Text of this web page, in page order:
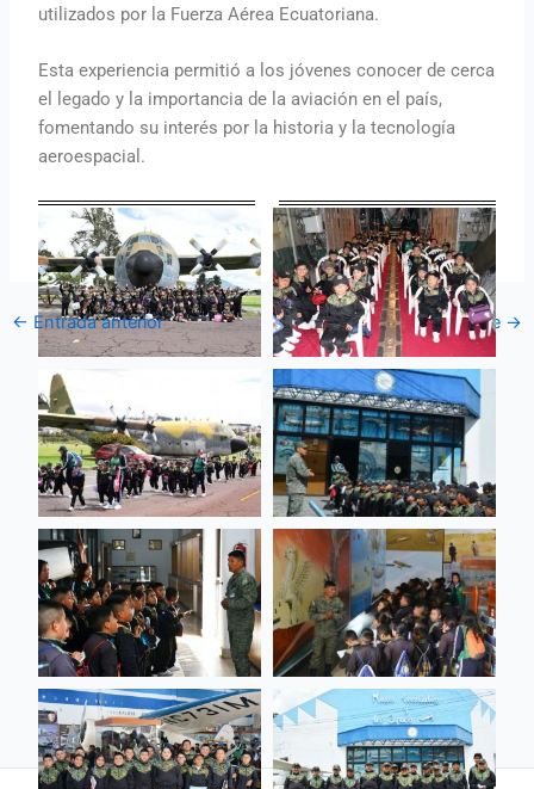
utilizados por la Fuerza Aérea Ecuatoriana.
Esta experiencia permitió a los jóvenes conocer de cerca
el legado y la importancia de la aviación en el país,
fomentando su interés por la historia y la tecnología
aeroespacial.
← Entrada anterior Entrada siguiente →